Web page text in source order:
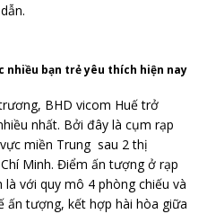
nhiều bạn trẻ yêu thích hiện nay
BHD vicom Huế trở
nhất. Bởi đây là cụm rạp
miền Trung sau 2 thị
Minh. Điểm ấn tượng ở rạp
với quy mô 4 phòng chiếu và
ấn tượng, kết hợp hài hòa giữa